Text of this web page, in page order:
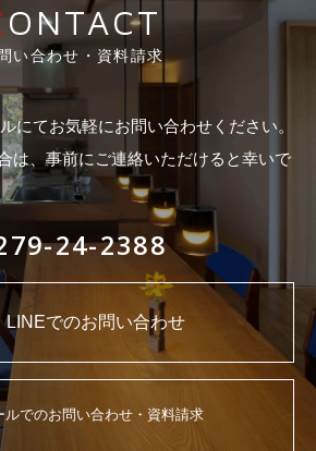
CONTACT
い合わせ・資料請求
にてお気軽にお問い合わせください。
は、事前にご連絡いただけると幸いで
24-2388
LINEでのお問い合わせ
ルでのお問い合わせ・資料請求